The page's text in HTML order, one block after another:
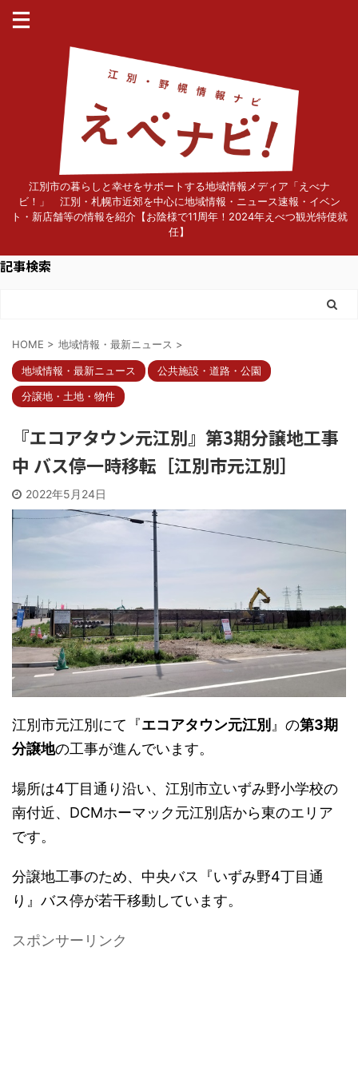
江別市の暮らしと幸せをサポートする地域情報メディア「えべナ
ビ！」 江別・札幌市近郊を中心に地域情報・ニュース速報・イベン
ト・新店舗等の情報を紹介【お陰様で11周年！2024年えべつ観光特使就
任】
記事検索
HOME > 地域情報・最新ニュース >
地域情報・最新ニュース
公共施設・道路・公園
分譲地・土地・物件
『エコアタウン元江別』第3期分譲地工事
中 バス停一時移転［江別市元江別］
2022年5月24日
江別市元江別にて『エコアタウン元江別 』の第3期
分譲地の工事が進んでいます。
場所は4丁目通り沿い、江別市立いずみ野小学校の
南付近、DCMホーマック元江別店から東のエリア
です。
分譲地工事のため、中央バス『いずみ野4丁目通
り』バス停が若干移動しています。
スポンサーリンク